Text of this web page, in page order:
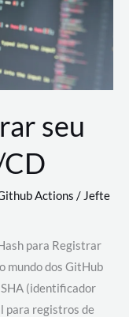
seu
Actions /Jefte
para Registrar
mundo dos GitHub
(identificador
para registros de